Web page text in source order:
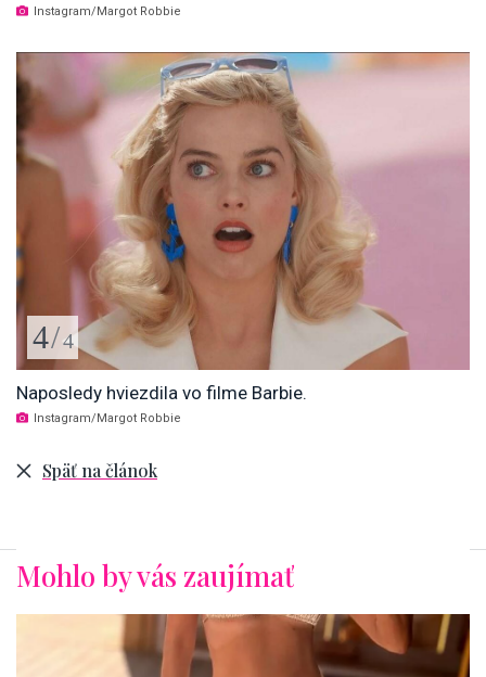
Instagram/Margot Robbie
4/4
Naposledy hviezdila vo filme Barbie.
Instagram/Margot Robbie
Späť na článok
Mohlo by vás zaujímať